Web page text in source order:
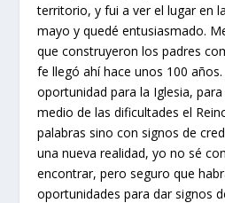
territorio, y fui a ver el lugar en
mayo y quedé entusiasmado.
que construyeron los padres
fe llegó ahí hace unos 100
oportunidad para la Iglesia,
medio de las dificultades el
palabras sino con signos de
una nueva realidad, yo no sé
encontrar, pero seguro que
oportunidades para dar signos